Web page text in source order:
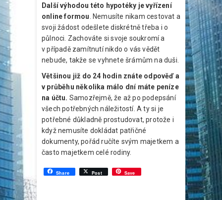
Další výhodou této hypotéky je vyřízení
online formou
. Nemusíte nikam cestovat a
svoji žádost odešlete diskrétně třeba i o
půlnoci. Zachováte si svoje soukromí a
v případě zamítnutí nikdo o vás vědět
nebude, takže se vyhnete šrámům na duši.
Většinou již do 24 hodin znáte odpověď a
v průběhu několika málo dní máte peníze
na účtu. Samozřejmě, že až po podepsání
všech potřebných náležitostí. A ty si je
potřebné důkladně prostudovat, protože i
když nemusíte dokládat patřičné
dokumenty, pořád ručíte svým majetkem a
často majetkem celé rodiny.
Share Post Save